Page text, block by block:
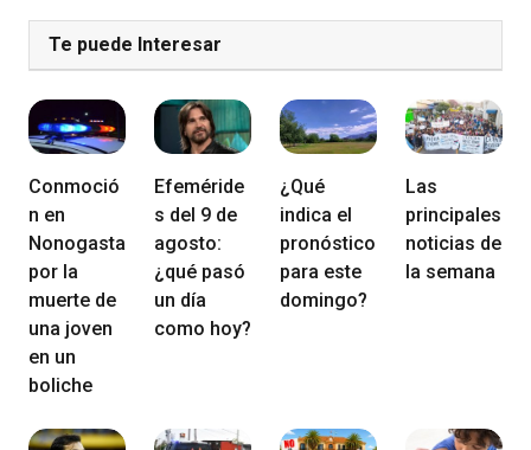
Te puede Interesar
Conmoció
n en
Nonogasta
por la
muerte de
una joven
en un
boliche
Efeméride
s del 9 de
agosto:
¿qué pasó
un día
como hoy?
¿Qué
indica el
pronóstico
para este
domingo?
Las
principales
noticias de
la semana